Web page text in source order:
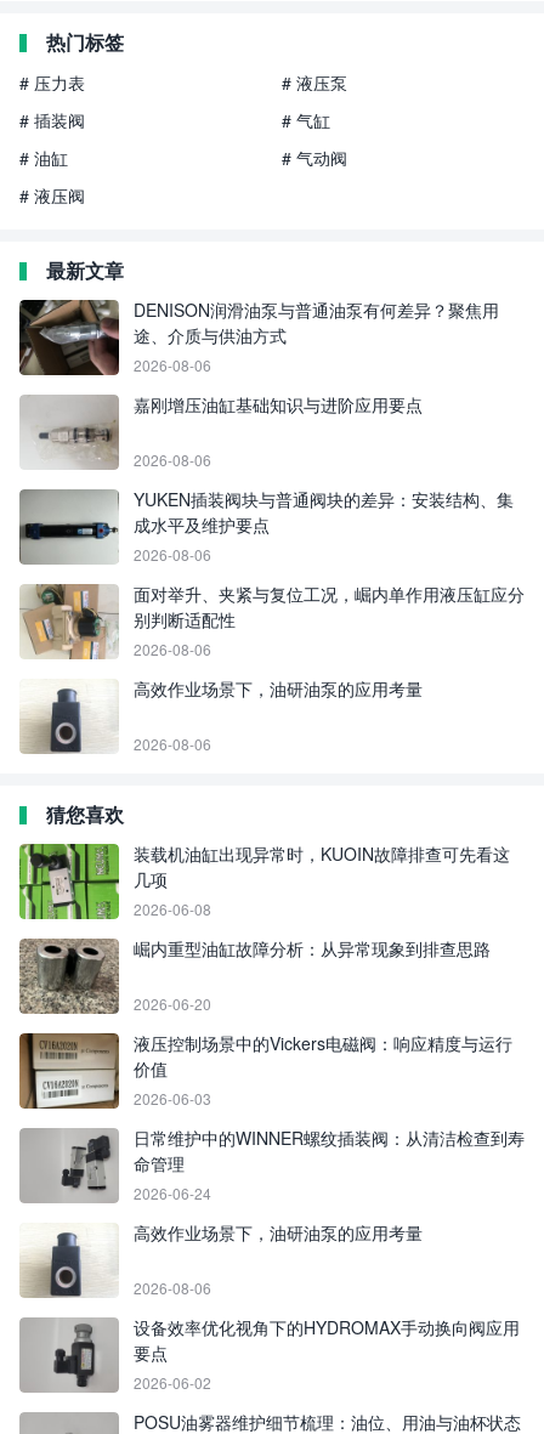
热门标签
# 压力表
# 液压泵
# 插装阀
# 气缸
# 油缸
# 气动阀
# 液压阀
最新文章
DENISON润滑油泵与普通油泵有何差异？聚焦用
途、介质与供油方式
2026-08-06
嘉刚增压油缸基础知识与进阶应用要点
2026-08-06
YUKEN插装阀块与普通阀块的差异：安装结构、集
成水平及维护要点
2026-08-06
面对举升、夹紧与复位工况，崛内单作用液压缸应分
别判断适配性
2026-08-06
高效作业场景下，油研油泵的应用考量
2026-08-06
猜您喜欢
装载机油缸出现异常时，KUOIN故障排查可先看这
几项
2026-06-08
崛内重型油缸故障分析：从异常现象到排查思路
2026-06-20
液压控制场景中的Vickers电磁阀：响应精度与运行
价值
2026-06-03
日常维护中的WINNER螺纹插装阀：从清洁检查到寿
命管理
2026-06-24
高效作业场景下，油研油泵的应用考量
2026-08-06
设备效率优化视角下的HYDROMAX手动换向阀应用
要点
2026-06-02
POSU油雾器维护细节梳理：油位、用油与油杯状态